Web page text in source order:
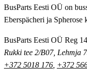
BusParts Eesti OÜ on
Eberspächeri ja Spherose
BusParts Eesti OÜ Reg
Rukki tee 2/B07, Lehmja
+372 5018 176 +372